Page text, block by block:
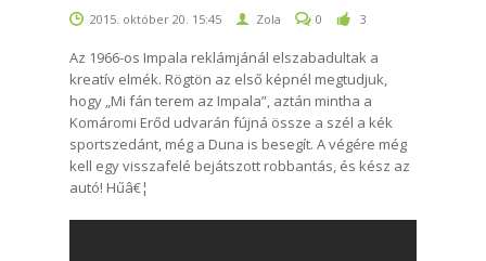
2015. október 20. 15:45 Zola 0 3
Az 1966-os Impala reklámjánál elszabadultak a
kreatív elmék. Rögtön az első képnél megtudjuk,
hogy „Mi fán terem az Impala”, aztán mintha a
Komáromi Erőd udvarán fújná össze a szél a kék
sportszedánt, még a Duna is besegít. A végére még
kell egy visszafelé bejátszott robbantás, és kész az
autó! Hűâ€¦